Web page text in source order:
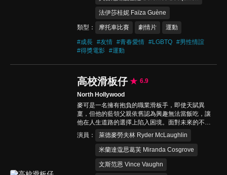
法伊莎桂妮 Faïza Guène
類型 摩托車比賽 劇情片 運動
#成長 #友情 #青春愛情 #LGBTQ #男性情誼
#得獎電影 #運動
高校滑板仔
6.9
North Hollywood
麥可是一名擁有抱負的職業滑板手，即使天賦異
稟，但他的藍領父親依舊認為興趣無法當飯吃，讓
他在人生道路的選擇上陷入困境。面對未來的不確
定性，麥可與職業滑板運動員建立關係，並努力開
闢自己的道路。然而，這一決定加深了麥可生活中
的裂痕，他的人生會走往何處？
演員 萊德麥勞夫林 Ryder McLaughlin
米蘭達蔻思葛芙 Miranda Cosgrove
文斯范恩 Vince Vaughn